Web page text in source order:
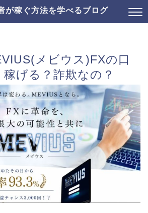
が稼ぐ方法を学べるブログ
メビウス)FXの口
げる？詐欺なの？